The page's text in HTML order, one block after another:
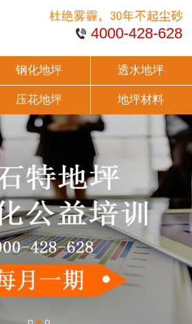
4000-428-628
钢化地坪 透水地坪
压花地坪 地坪材料